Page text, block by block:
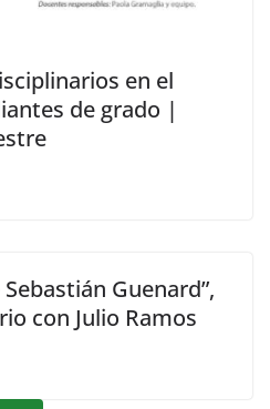
en el
de grado |
Guenard”,
con Julio Ramos